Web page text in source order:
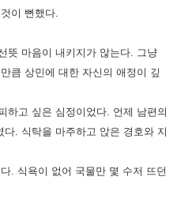
이 뻔했다.
뜻 마음이 내키지가 않는다. 그냥
큼 상민에 대한 자신의 애정이 깊
하고 싶은 심정이었다. 언제 남편의
. 식탁을 마주하고 앉은 경호와 지
. 식욕이 없어 국물만 몇 수저 뜨던